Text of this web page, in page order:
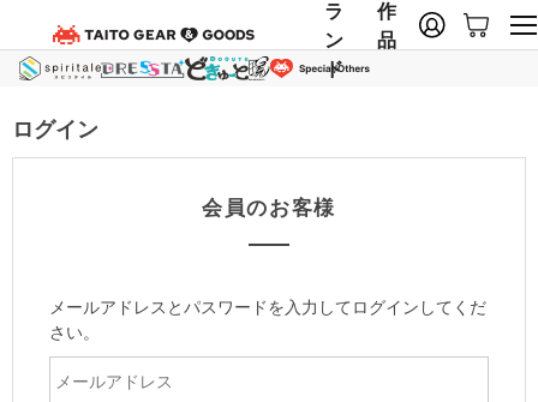
ラ
ン
ド
作
品
ログイン
会員のお客様
メールアドレスとパスワードを入力してログインしてくだ
さい。